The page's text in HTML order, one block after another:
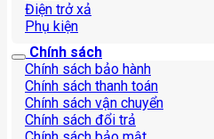
Điện trở xả
Phụ kiện
Chính sách
Chính sách bảo hành
Chính sách thanh toán
Chính sách vận chuyển
Chính sách đổi trả